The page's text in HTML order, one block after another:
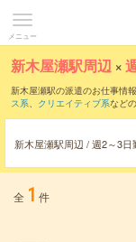
メニュー
新木屋瀬駅周辺 ×
新木屋瀬駅の派遣のお仕事情報
ス系、 クリエイティブ系など
新木屋瀬駅周辺 / 週2～3日
全 1 件